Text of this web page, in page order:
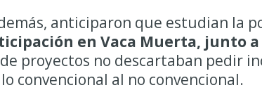
anticiparon que estudian la
en Vaca Muerta, junto a
proyectos no descartaban pedir
convencional al no convencional.